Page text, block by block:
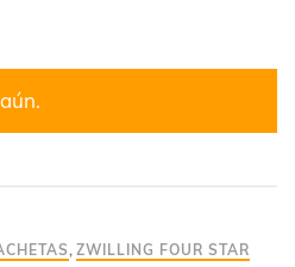
, ZWILLING FOUR STAR